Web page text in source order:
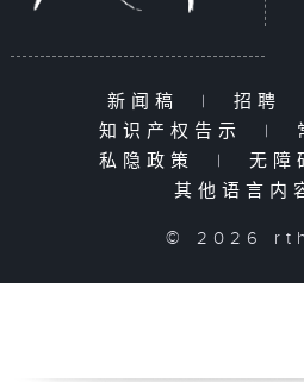
新闻稿 | 招聘
知识产权告示
|
私隐政策
| 无障
其他语言内
© 2026